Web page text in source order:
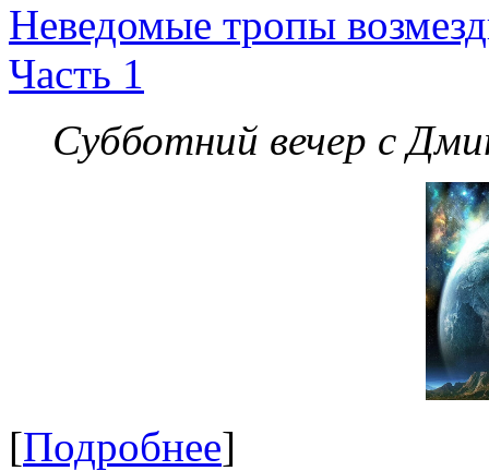
Неведомые тропы
Часть 1
Субботний вечер с
[Подробнее]